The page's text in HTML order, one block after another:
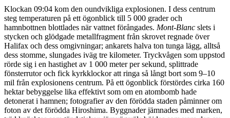
Klockan 09:04 kom den oundvikliga explosionen. I dess centrum
steg temperaturen på ett ögonblick till 5 000 grader och
hamnbottnen blottlades när vattnet förångades. Mont-Blanc slets i
stycken och glödgade metallfragment från skrovet regnade över
Halifax och dess omgivningar; ankarets halva ton tunga lägg, alltså
dess stomme, slungades iväg tre kilometer. Tryckvågen som uppstod
rörde sig i en hastighet av 1 000 meter per sekund, splittrade
fönsterrutor och fick kyrkklockor att ringa så långt bort som 9–10
mil från explosionens centrum. På ett ögonblick förstördes cirka 160
hektar bebyggelse lika effektivt som om en atombomb hade
detonerat i hamnen; fotografier av den förödda staden påminner om
foton av det förödda Hiroshima. Byggnader jämnades med marken,